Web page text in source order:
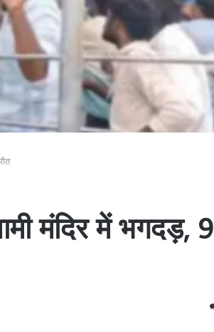
मंदिर में भगदड़, 9